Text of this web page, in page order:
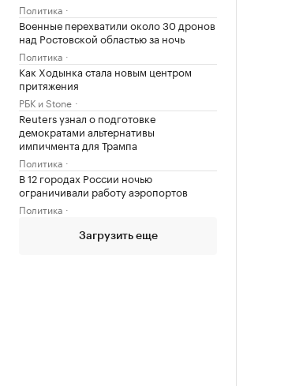
Политика
Военные перехватили около 30 дронов
над Ростовской областью за ночь
Политика
Как Ходынка стала новым центром
притяжения
РБК и Stone
Reuters узнал о подготовке
демократами альтернативы
импичмента для Трампа
Политика
В 12 городах России ночью
ограничивали работу аэропортов
Политика
Загрузить еще